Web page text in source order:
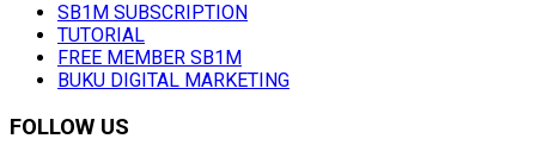
SB1M SUBSCRIPTION
TUTORIAL
FREE MEMBER SB1M
BUKU DIGITAL MARKETING
FOLLOW US